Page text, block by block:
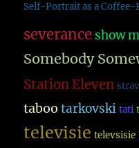
Self-Portrait as a Coffee-
severance show
Somebody
Station Eleven
taboo tarkovski tati
televisie televsisie